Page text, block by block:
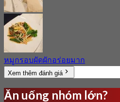
หมูกรอบผัดผักอร่อยมาก
Xem thêm đánh giá
Ăn uống nhóm lớn?